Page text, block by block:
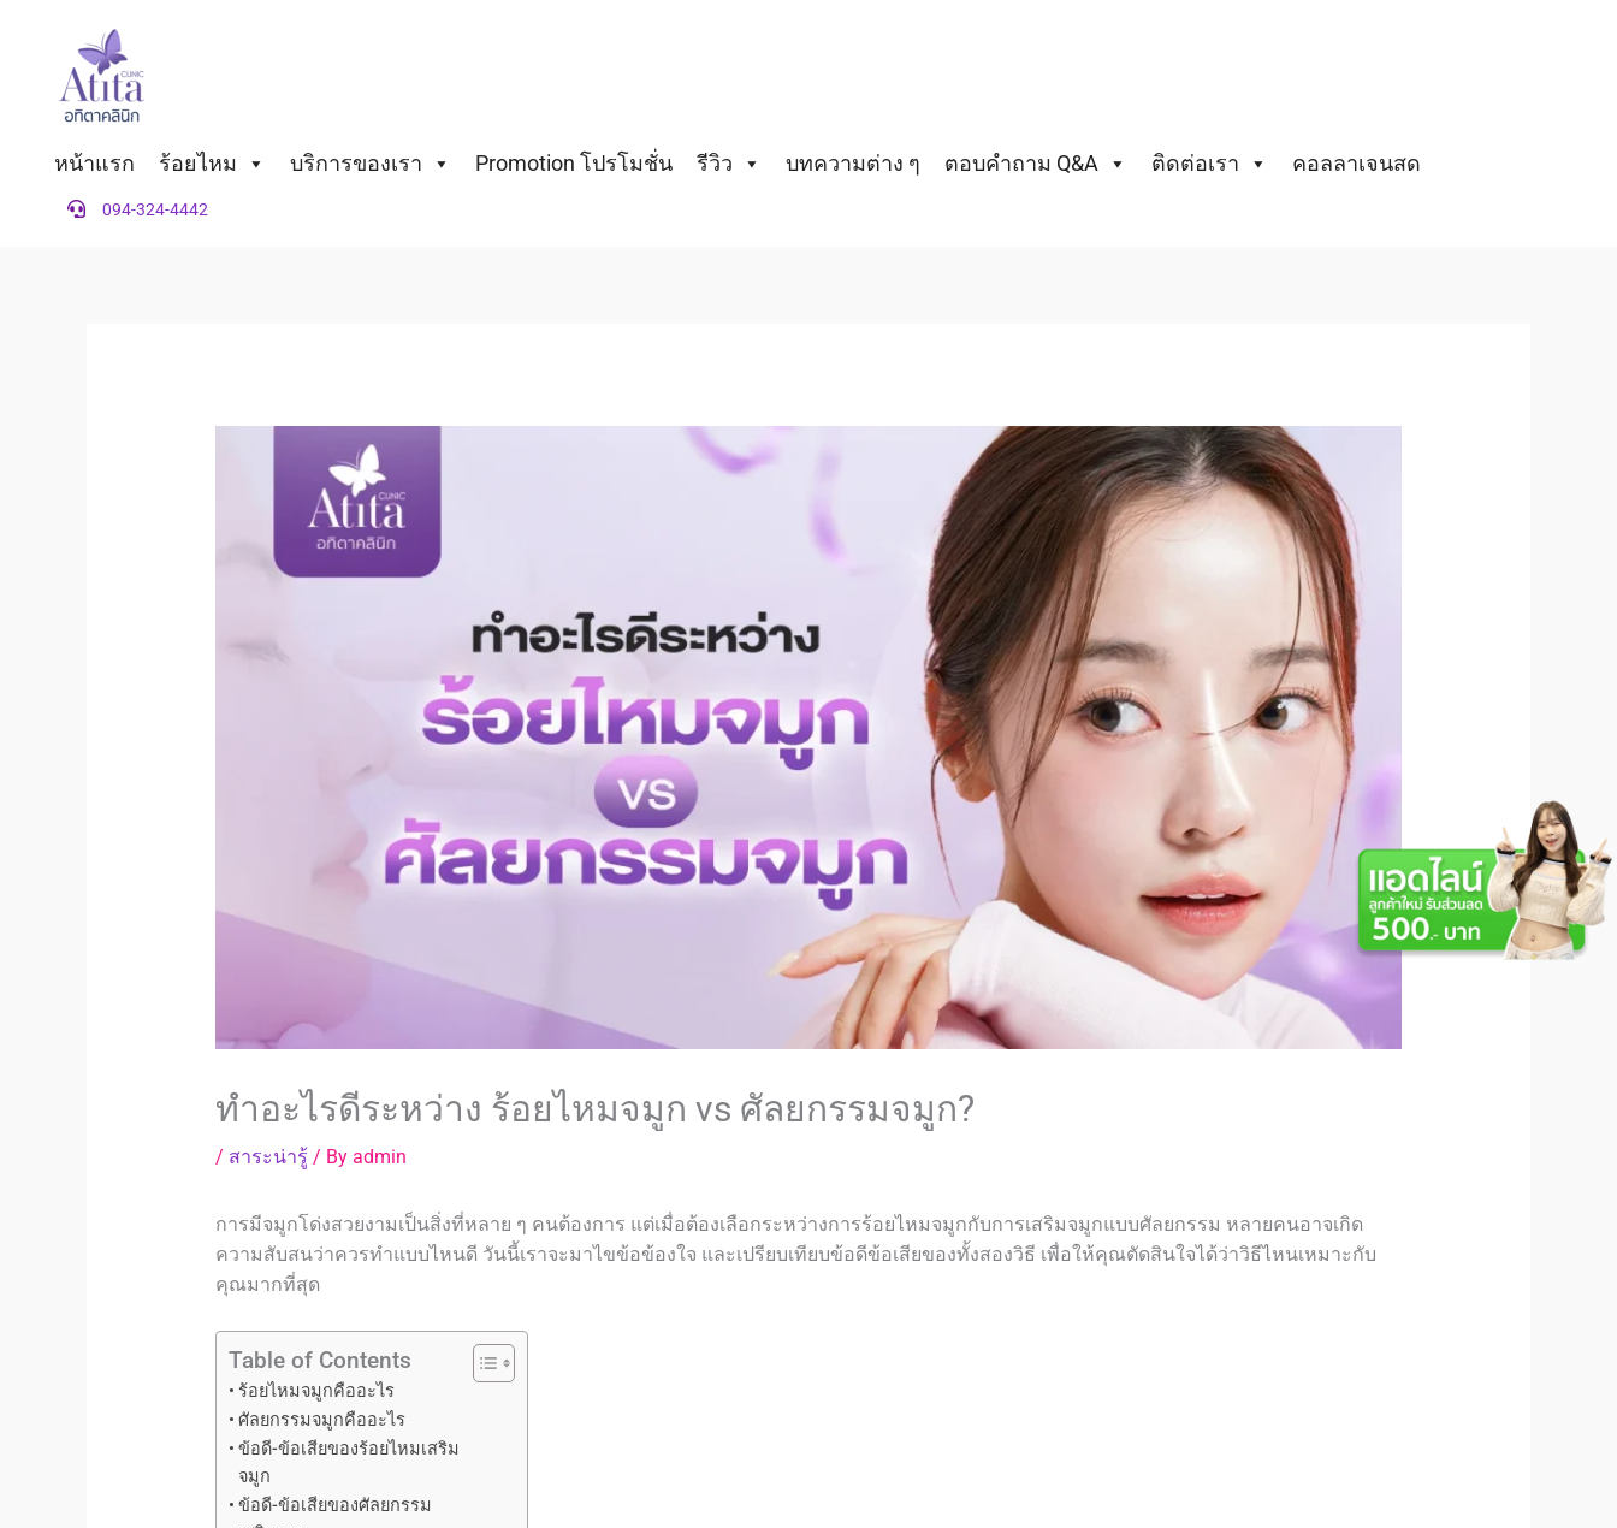
หน้าแรก ร้อยไหม บริการของเรา Promotion โปรโมชั่น รีวิว บทความต่าง ๆ ตอบคำถาม Q&A ติดต่อเรา คอลลาเจนสด
094-324-4442
ทำอะไรดีระหว่าง ร้อยไหมจมูก vs ศัลยกรรมจมูก?
/ สาระน่ารู้ / By admin
การมีจมูกโด่งสวยงามเป็นสิ่งที่หลาย ๆ คนต้องการ แต่เมื่อต้องเลือกระหว่างการร้อยไหมจมูกกับการเสริมจมูกแบบศัลยกรรม หลายคนอาจเกิด
ความสับสนว่าควรทำแบบไหนดี วันนี้เราจะมาไขข้อข้องใจ และเปรียบเทียบข้อดีข้อเสียของทั้งสองวิธี เพื่อให้คุณตัดสินใจได้ว่าวิธีไหนเหมาะกับ
คุณมากที่สุด
Table of Contents
ร้อยไหมจมูกคืออะไร
ศัลยกรรมจมูกคืออะไร
ข้อดี-ข้อเสียของร้อยไหมเสริม
จมูก
ข้อดี-ข้อเสียของศัลยกรรม